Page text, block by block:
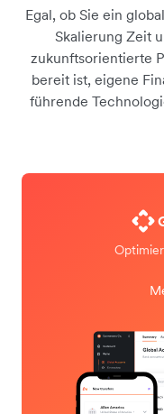
Egal, ob Sie ein
Skalierung Zeit
zukunftsorientierte
bereit ist, eigene
führende